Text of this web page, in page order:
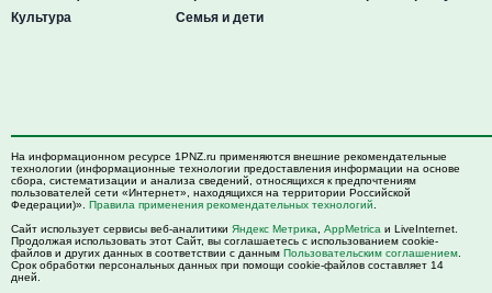
Культура
Семья и дети
На информационном ресурсе 1PNZ.ru применяются внешние рекомендательные
технологии (информационные технологии предоставления информации на основе
сбора, систематизации и анализа сведений, относящихся к предпочтениям
пользователей сети «Интернет», находящихся на территории Российской
Федерации)». Правила применения рекомендательных технологий
Сайт использует сервисы веб-аналитики Яндекс Метрика AppMetrica и LiveInternet.
Продолжая использовать этот Сайт, вы соглашаетесь с использованием cookie-
файлов и других данных в соответствии с данным Пользовательским соглашением
Срок обработки персональных данных при помощи cookie-файлов составляет 14
дней.